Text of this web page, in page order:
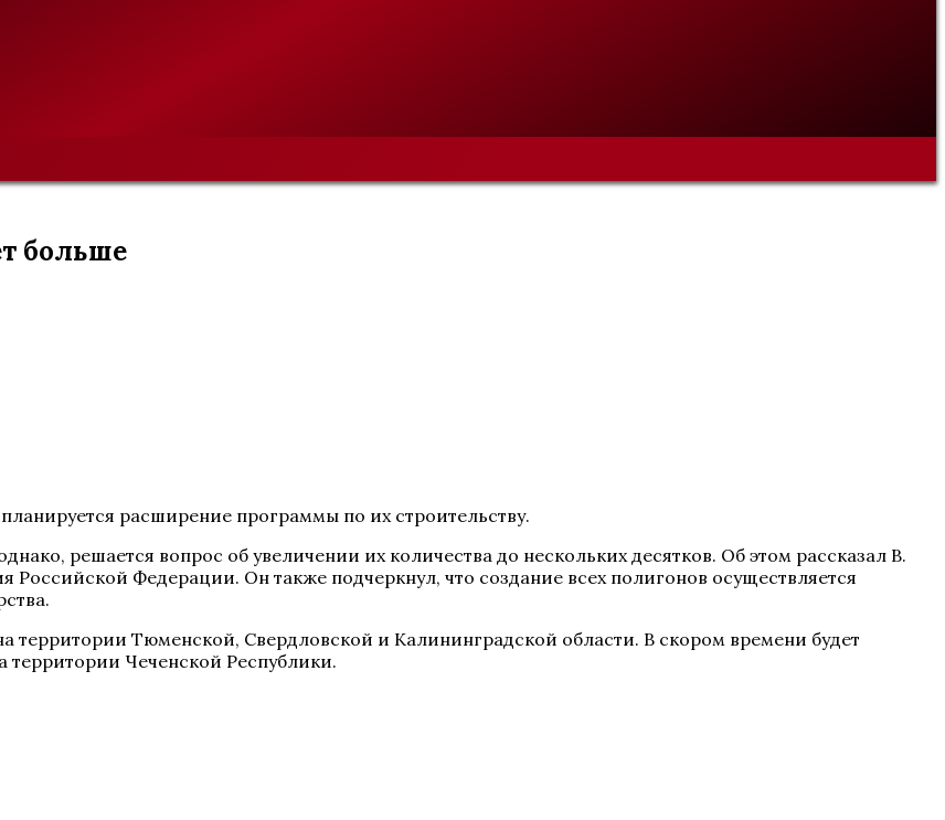
больше
расширение программы по их строительству.
решается вопрос об увеличении их количества до нескольких десятков. Об этом рассказал В.
Российской Федерации. Он также подчеркнул, что создание всех полигонов осуществляется
территории Тюменской, Свердловской и Калининградской области. В скором времени будет
территории Чеченской Республики.